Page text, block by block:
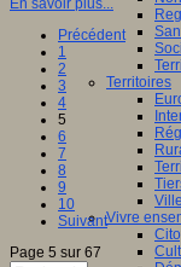
Territoires
Vivre
Précédent
1
2
3
4
5
6
7
8
9
10
Suivant
Page 5 sur 67